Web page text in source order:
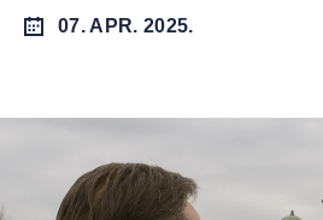
07. APR. 2025.